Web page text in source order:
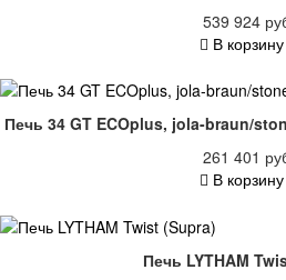
539 924
В корзину
Печь 34 GT ECOplus, jola-braun/
261 401
В корзину
Печь LYTHAM